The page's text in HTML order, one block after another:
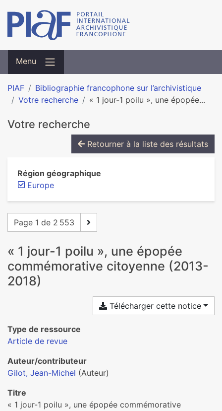
Menu
PIAF
Bibliographie francophone sur l’archivistique
Votre recherche
« 1 jour-1 poilu », une épopée...
Votre recherche
Retourner à la liste des résultats
Région géographique
Europe
Page 1 de 2 553
« 1 jour-1 poilu », une épopée
com­mé­mo­ra­tive citoyenne (2013-
2018)
Télécharger cette notice
Type de ressource
Article de revue
Auteur/contributeur
Gilot, Jean-Michel (Auteur)
Titre
« 1 jour-1 poilu », une épopée com­mé­mo­ra­tive